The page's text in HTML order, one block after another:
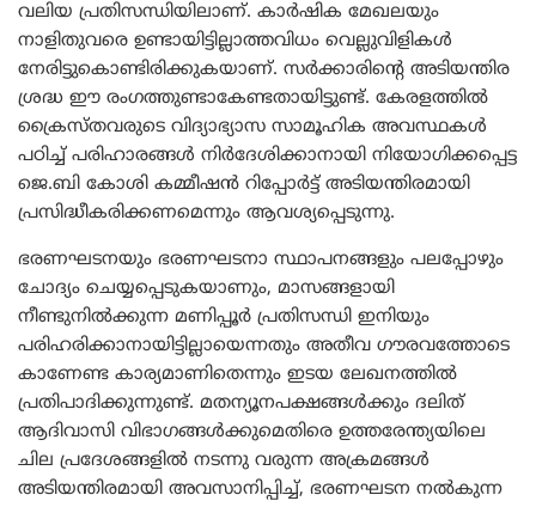
വലിയ പ്രതിസന്ധിയിലാണ്. കാര്‍ഷിക മേഖലയും
നാളിതുവരെ ഉണ്ടായിട്ടില്ലാത്തവിധം വെല്ലുവിളികള്‍
നേരിട്ടുകൊണ്ടിരിക്കുകയാണ്. സര്‍ക്കാരിന്‍റെ അടിയന്തിര
ശ്രദ്ധ ഈ രംഗത്തുണ്ടാകേണ്ടതായിട്ടുണ്ട്. കേരളത്തില്‍
ക്രൈസ്തവരുടെ വിദ്യാഭ്യാസ സാമൂഹിക അവസ്ഥകള്‍
പഠിച്ച് പരിഹാരങ്ങള്‍ നിര്‍ദേശിക്കാനായി നിയോഗിക്കപ്പെട്ട
ജെ.ബി കോശി കമ്മീഷന്‍ റിപ്പോര്‍ട്ട് അടിയന്തിരമായി
പ്രസിദ്ധീകരിക്കണമെന്നും ആവശ്യപ്പെടുന്നു.
ഭരണഘടനയും ഭരണഘടനാ സ്ഥാപനങ്ങളും പലപ്പോഴും
ചോദ്യം ചെയ്യപ്പെടുകയാണും, മാസങ്ങളായി
നീണ്ടുനില്‍ക്കുന്ന മണിപ്പൂര്‍ പ്രതിസന്ധി ഇനിയും
പരിഹരിക്കാനായിട്ടില്ലായെന്നതും അതീവ ഗൗരവത്തോടെ
കാണേണ്ട കാര്യമാണിതെന്നും ഇടയ ലേഖനത്തില്‍
പ്രതിപാദിക്കുന്നുണ്ട്. മതന്യൂനപക്ഷങ്ങള്‍ക്കും ദലിത്
ആദിവാസി വിഭാഗങ്ങള്‍ക്കുമെതിരെ ഉത്തരേന്ത്യയിലെ
ചില പ്രദേശങ്ങളില്‍ നടന്നു വരുന്ന അക്രമങ്ങള്‍
അടിയന്തിരമായി അവസാനിപ്പിച്ച്, ഭരണഘടന നല്‍കുന്ന